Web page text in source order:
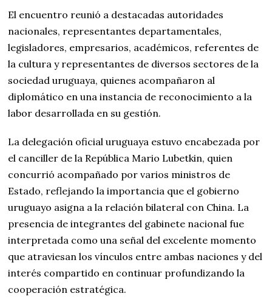
El encuentro reunió a destacadas autoridades
nacionales, representantes departamentales,
legisladores, empresarios, académicos, referentes de
la cultura y representantes de diversos sectores de la
sociedad uruguaya, quienes acompañaron al
diplomático en una instancia de reconocimiento a la
labor desarrollada en su gestión.
La delegación oficial uruguaya estuvo encabezada por
el canciller de la República Mario Lubetkin, quien
concurrió acompañado por varios ministros de
Estado, reflejando la importancia que el gobierno
uruguayo asigna a la relación bilateral con China. La
presencia de integrantes del gabinete nacional fue
interpretada como una señal del excelente momento
que atraviesan los vínculos entre ambas naciones y del
interés compartido en continuar profundizando la
cooperación estratégica.